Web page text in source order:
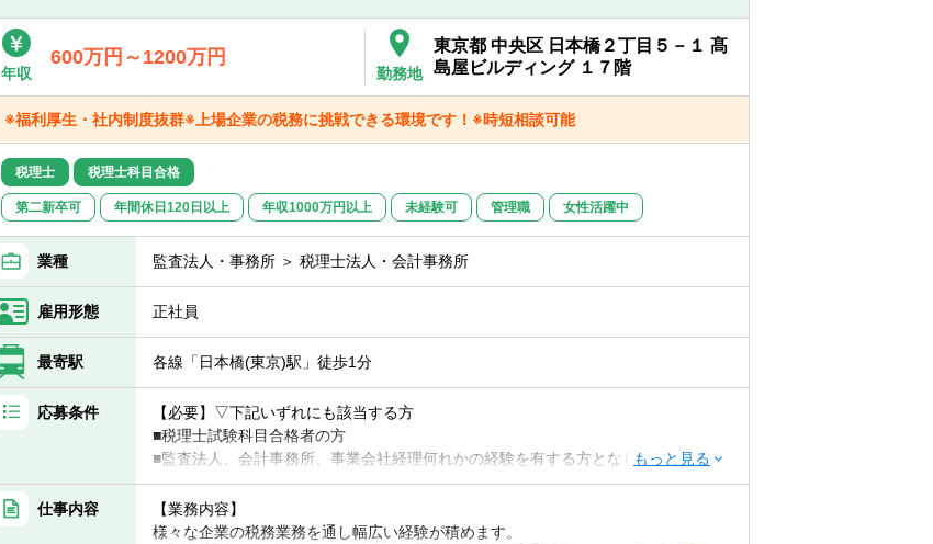
年収
600万円～1200万円
勤務地
東京都 中央区 日本橋２丁目５－１ 髙
島屋ビルディング １７階
※福利厚生・社内制度抜群※上場企業の税務に挑戦できる環境です！※時短相談可能
税理士 税理士科目合格
第二新卒可 年間休日120日以上 年収1000万円以上 未経験可 管理職 女性活躍中
業種 監査法人・事務所 ＞ 税理士法人・会計事務所
雇用形態 正社員
最寄駅 各線「日本橋(東京)駅」徒歩1分
応募条件
【必要】▽下記いずれにも該当する方
■税理士試験科目合格者の方
■監査法人、会計事務所、事業会社経理何れかの経験を有する方となります。
【歓迎】
■税理士資格保有者
■官報合格者
仕事内容
【業務内容】
様々な企業の税務業務を通し幅広い経験が積めます。